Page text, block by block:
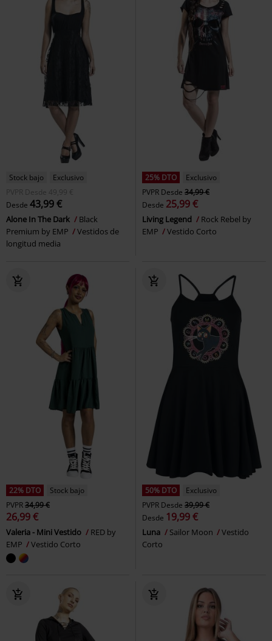
Stock bajo
Exclusivo
PVPR
Desde 49,99 €
Desde 43,99 €
Alone In The Dark
Black
Premium by EMP
Vestidos de
longitud media
25% DTO
Exclusivo
PVPR Desde 34,99 €
Desde 25,99 €
Living Legend
Rock Rebel by
EMP
Vestido Corto
22% DTO
Stock bajo
PVPR34,99 €
26,99 €
Valeria - Mini Vestido
RED by
EMP
Vestido Corto
50% DTO
Exclusivo
PVPR Desde 39,99 €
Desde 19,99 €
Luna Sailor Moon
Vestido
Corto